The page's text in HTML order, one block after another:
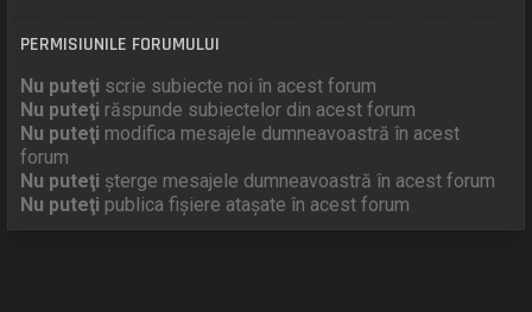
PERMISIUNILE FORUMULUI
Nu puteţi scrie subiecte noi în acest forum
Nu puteţi răspunde subiectelor din acest forum
Nu puteţi modifica mesajele dumneavoastră în acest
forum
Nu puteţi şterge mesajele dumneavoastră în acest forum
Nu puteţi publica fişiere ataşate în acest forum